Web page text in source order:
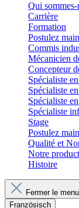
Qui sommes-
Carrière
Formation
Postulez
Commis
Mécanicien
Concepteur
Spécialiste
Spécialiste
Spécialiste
Spécialiste
Stage
Postulez
Qualité et
Notre
Histoire
Fermer le menu
Französisch